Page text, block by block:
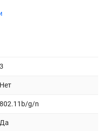
3
Нет
802.11b/g/n
Да